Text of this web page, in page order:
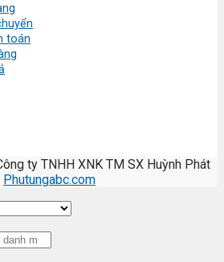
toán
ty TNHH XNK TM SX Huỳnh Phát
Phutungabc.com